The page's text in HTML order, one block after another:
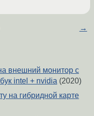
→
внешний монитор с
intel + nvidia (2020)
на гибридной карте